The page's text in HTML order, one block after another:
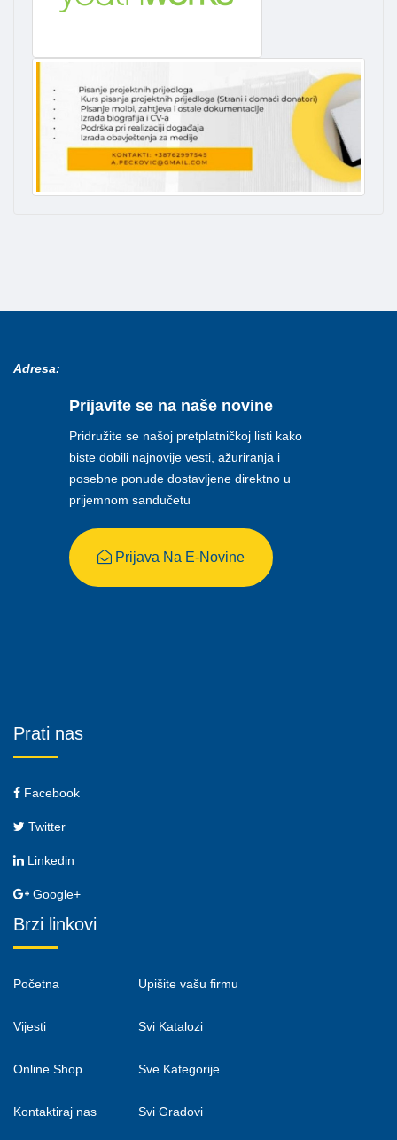
Adresa:
Prijavite se na naše novine
Pridružite se našoj pretplatničkoj listi kako
biste dobili najnovije vesti, ažuriranja i
posebne ponude dostavljene direktno u
prijemnom sandučetu
Prijava Na E-Novine
Prati nas
Facebook
Twitter
Linkedin
Google+
Brzi linkovi
Početna
Vijesti
Online Shop
Kontaktiraj nas
Upišite vašu firmu
Svi Katalozi
Sve Kategorije
Svi Gradovi